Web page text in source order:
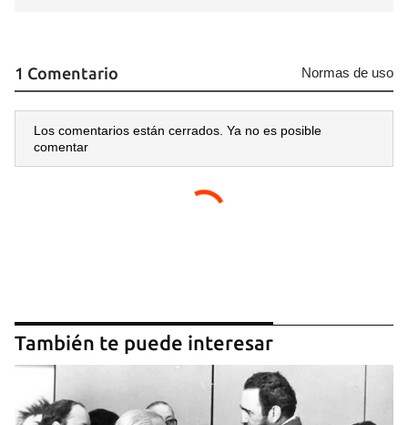
1 Comentario Normas de uso
Los comentarios están cerrados. Ya no es posible
comentar
También te puede interesar